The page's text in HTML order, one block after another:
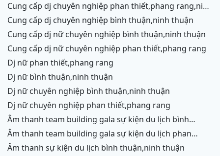
cung cấp dj chuyên nghiệp phan thiết,phang rang,ninh
chữ,vĩnh hy
cung cấp dj chuyên nghiệp bình thuận,ninh thuận
cung cấp dj nữ chuyên nghiệp bình thuận,ninh thuận
cung cấp dj nữ chuyên nghiệp phan thiết,phang rang
dj nữ phan thiết,phang rang
dj nữ bình thuận,ninh thuận
dj nữ chuyên nghiệp bình thuận,ninh thuận
dj nữ chuyên nghiệp phan thiết,phang rang
âm thanh team building gala sự kiện du lịch bình
thuận,ninh thuận
âm thanh team building gala sự kiện du lịch phan
thiết,phang rang,ninh chữ, vĩnh hy
âm thanh sự kiện du lịch bình thuận,ninh thuận